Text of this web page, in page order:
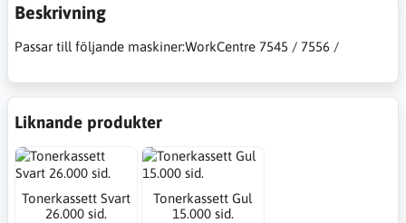
Beskrivning
Passar till följande maskiner:WorkCentre 7545 / 7556 /
Liknande produkter
Tonerkassett Svart
26.000 sid.
Tonerkassett Gul
15.000 sid.